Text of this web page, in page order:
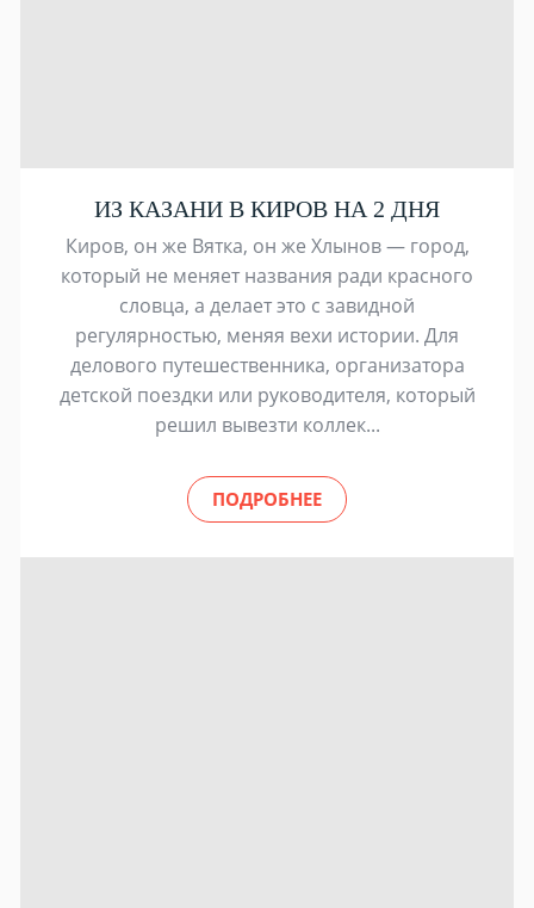
ИЗ КАЗАНИ В КИРОВ НА 2 ДНЯ
Киров, он же Вятка, он же Хлынов — город,
который не меняет названия ради красного
словца, а делает это с завидной
регулярностью, меняя вехи истории. Для
делового путешественника, организатора
детской поездки или руководителя, который
решил вывезти коллек...
ПОДРОБНЕЕ